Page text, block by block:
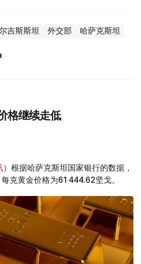
吉斯斯坦 外交部 哈萨克斯坦
格继续走低
）根据哈萨克斯坦国家银行的数据，
克黄金价格为61 444.62坚戈。